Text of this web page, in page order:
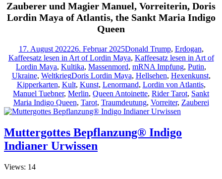
Zauberer und Magier Manuel, Vorreiterin, Doris
Lordin Maya of Atlantis, the Sankt Maria Indigo
Queen
Veröffentlicht
am
17. August 202226. Februar 2025Kategorien
Donald Trump, Erdogan,
Kaffeesatz lesen in Art of Lordin Maya, Kaffeesatz lesen in Art of
Lordin Maya, Kultika, Massenmord, mRNA Impfung, Putin,
Ukraine, WeltkriegSchlagwörter
Doris Lordin Maya, Hellsehen, Hexenkunst,
Kipperkarten, Kult, Kunst, Lenormand, Lordin von Atlantis,
Manuel Tuebner, Merlin, Queen Antoinette, Rider Tarot, Sankt
Maria Indigo Queen, Tarot, Traumdeutung, Vorreiter, Zauberei
Muttergottes Bepflanzung® Indigo
Indianer Urwissen
Views: 14